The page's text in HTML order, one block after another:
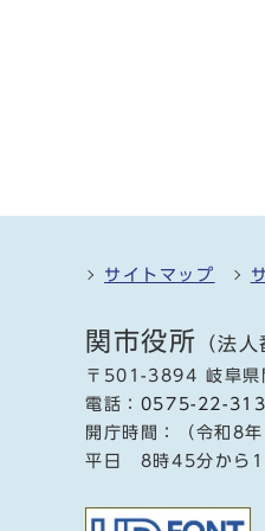
サイトマップ
関市役所 （法
〒501-3894 岐阜県
電話： 0575-22-
開庁時間：（令和8
平日 8時45分から